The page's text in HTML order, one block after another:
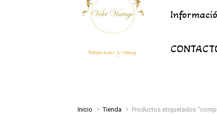
Antigüedades y Vintage
Inicio Tienda Productos etiquetados